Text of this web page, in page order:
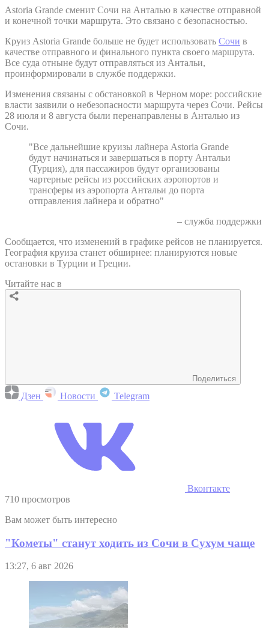
Astoria Grande сменит Сочи на Анталью в качестве отправной
и конечной точки маршрута. Это связано с безопасностью.
Круиз Astoria Grande больше не будет использовать Сочи в
качестве отправного и финального пункта своего маршрута.
Все суда отныне будут отправляться из Антальи,
проинформировали в службе поддержки.
Изменения связаны с обстановкой в Черном море: российские
власти заявили о небезопасности маршрута через Сочи. Рейсы
28 июля и 8 августа были перенаправлены в Анталью из
Сочи.
"Все дальнейшие круизы лайнера Astoria Grande
будут начинаться и завершаться в порту Антальи
(Турция), для пассажиров будут организованы
чартерные рейсы из российских аэропортов и
трансферы из аэропорта Антальи до порта
отправления лайнера и обратно"
– служба поддержки
Сообщается, что изменений в графике рейсов не планируется.
География круиза станет обширнее: планируются новые
остановки в Турции и Греции.
Читайте нас в
Поделиться
Дзен Новости Telegram
Вконтакте
710 просмотров
Вам может быть интересно
"Кометы" станут ходить из Сочи в Сухум чаще
13:27, 6 авг 2026